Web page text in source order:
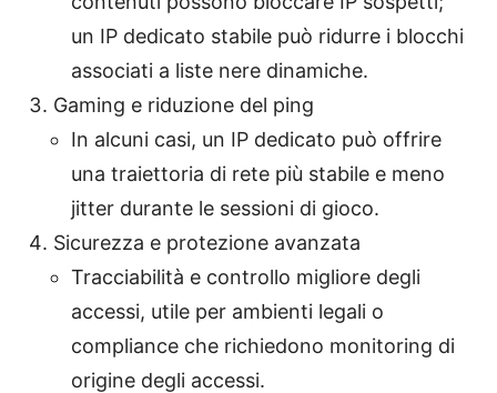
un IP dedicato stabile può ridurre i blocchi
associati a liste nere dinamiche.
Gaming e riduzione del ping
In alcuni casi, un IP dedicato può offrire
una traiettoria di rete più stabile e meno
jitter durante le sessioni di gioco.
Sicurezza e protezione avanzata
Tracciabilità e controllo migliore degli
accessi, utile per ambienti legali o
compliance che richiedono monitoring di
origine degli accessi.